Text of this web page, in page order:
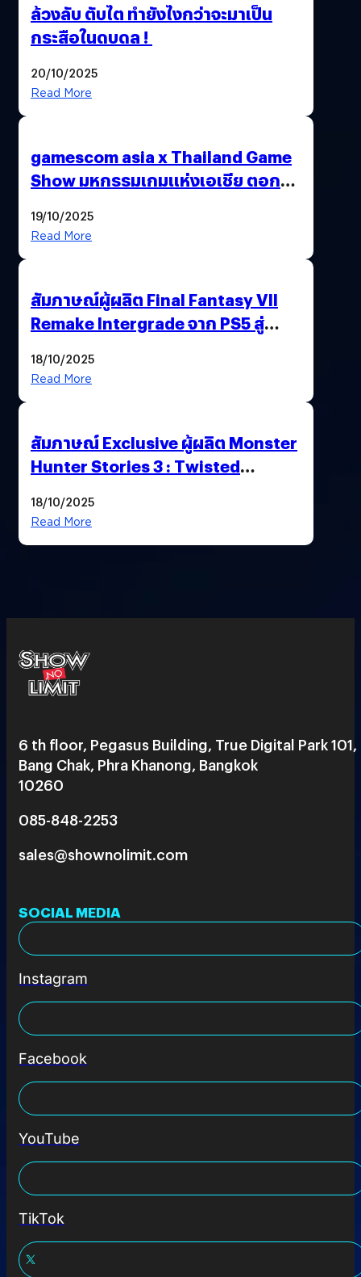
ล้วงลับ ตับไต ทำยังไงกว่าจะมาเป็น
กระสือในดบดล !
20/10/2025
Read More
gamescom asia x Thailand Game
Show มหกรรมเกมแห่งเอเชีย ตอกย้ำ
พาณิชย์ร่วมชูความสำเร็จ
19/10/2025
Read More
สัมภาษณ์ผู้ผลิต Final Fantasy VII
Remake Intergrade จาก PS5 สู่
18/10/2025
Read More
สัมภาษณ์ Exclusive ผู้ผลิต Monster
Hunter Stories 3 : Twisted
สวยฉ่ำ !
18/10/2025
Read More
6 th floor, Pegasus Building, True Digital Park 101,
Bang Chak, Phra Khanong, Bangkok
10260
085-848-2253
sales@shownolimit.com
SOCIAL MEDIA
Instagram
Facebook
YouTube
TikTok